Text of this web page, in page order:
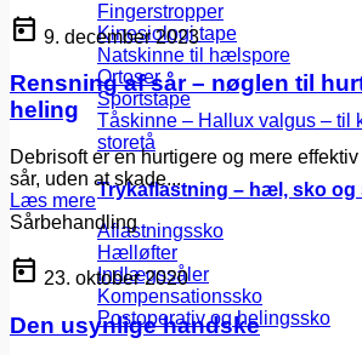
Fingerstropper
Kinesiologi tape
Natskinne til hælspore
Ortoser
Sportstape
Tåskinne – Hallux valgus – til
storetå
Trykaflastning – hæl, sko og
Aflastningssko
Hælløfter
Indlægssåler
Kompensationssko
Postoperativ og helingssko
today 9. december 2023
Rensning af sår – nøglen til
heling
Debrisoft er en hurtigere og mere
sår, uden at skade...
Læs mere
Sårbehandling
today 23. oktober 2020
Den usynlige handske